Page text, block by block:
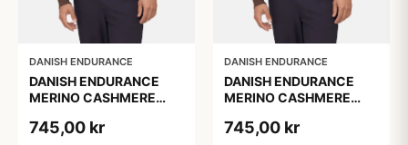
DANISH ENDURANCE
DANISH ENDURANCE
MERINO CASHMERE
745,00 kr
DANISH ENDURANCE
DANISH ENDURANCE
MERINO CASHMERE
745,00 kr